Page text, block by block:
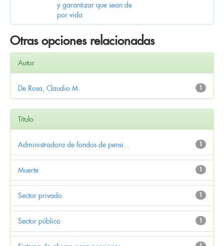
y garantizar que sean de
por vida
Otras opciones relacionadas
Autor
1
De Rosa, Claudio M.
Título
1
Administradora de fondos de pensi...
1
Muerte
1
Sector privado
1
Sector público